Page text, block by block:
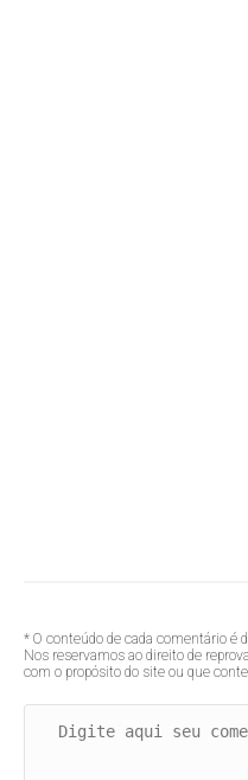
* O conteúdo de cada comentário é
Nos reservamos ao direito de
com o propósito do site ou que